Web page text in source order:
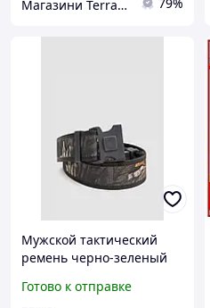
Магазини Terra Incognita
Мужской тактический
ремень черно-зеленый
активного отдыха
Готово к отправке